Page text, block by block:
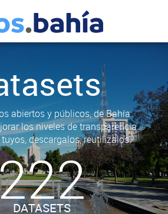
abiertos y públicos, de Bahía
los niveles de transparencia.
descargalos, reutilizalos.
DATASETS